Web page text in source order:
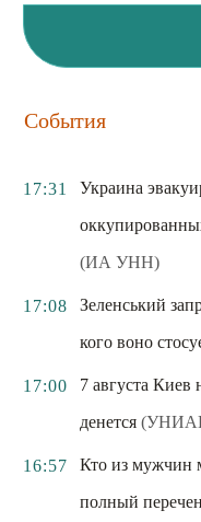
События
17:31
Украина
(ИА УНН)
17:08
Зеленський
кого воно
17:00
7 августа Киев
денется
16:57
Кто из мужчин
полный